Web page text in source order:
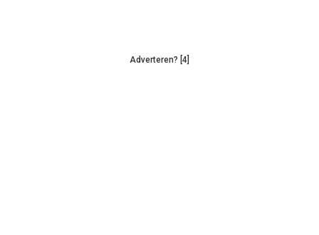
Adverteren? [4]